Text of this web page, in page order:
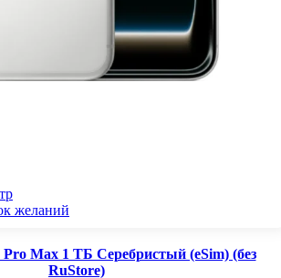
желаний
Pro Max 1 ТБ Серебристый (eSim) (без
RuStore)